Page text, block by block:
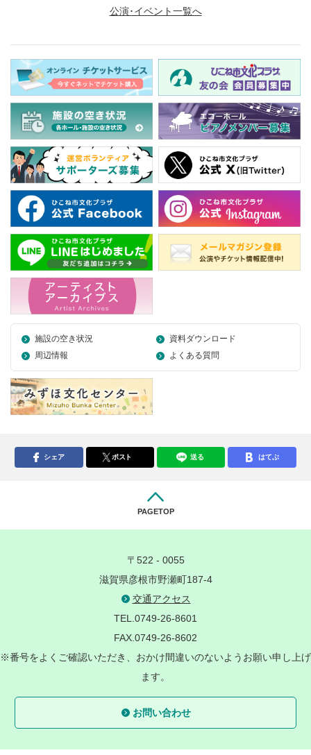
公演･イベント一覧へ
施設の空き状況
資料ダウンロード
周辺情報
よくある質問
シェア ポスト 送る はてぶ
PAGETOP
〒522 - 0055
滋賀県彦根市野瀬町187-4
交通アクセス
TEL.0749-26-8601
FAX.0749-26-8602
※番号をよくご確認いただき、おかけ間違いのないようお願い申し上げ
ます。
お問い合わせ